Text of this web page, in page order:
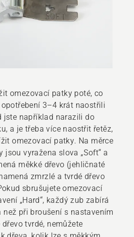
omezovací patky poté, co
3–4 krát naostřili
jste například narazili do
a je třeba více naostřit řetěz,
omezovací patky. Na měrce
jsou vyražena slova „Soft“ a
měkké dřevo (jehličnaté
zmrzlé a tvrdé dřevo
sbrušujete omezovací
„Hard“, každý zub zabírá
než při broušení s nastavením
dřevo tvrdé, nemůžete